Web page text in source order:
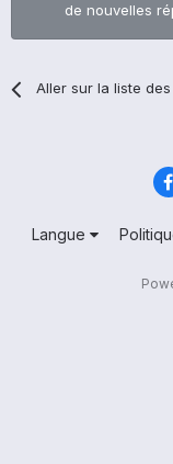
de nouvelles
Aller sur la liste
Langue